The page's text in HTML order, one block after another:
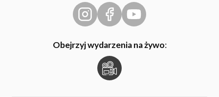
Obejrzyj wydarzenia na żywo: